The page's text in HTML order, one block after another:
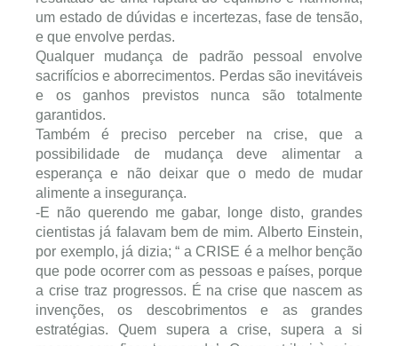
um estado de dúvidas e incertezas, fase de tensão,
e que envolve perdas.
Qualquer mudança de padrão pessoal envolve
sacrifícios e aborrecimentos. Perdas são inevitáveis
e os ganhos previstos nunca são totalmente
garantidos.
Também é preciso perceber na crise, que a
possibilidade de mudança deve alimentar a
esperança e não deixar que o medo de mudar
alimente a insegurança.
-E não querendo me gabar, longe disto, grandes
cientistas já falavam bem de mim. Alberto Einstein,
por exemplo, já dizia; “ a CRISE é a melhor benção
que pode ocorrer com as pessoas e países, porque
a crise traz progressos. É na crise que nascem as
invenções, os descobrimentos e as grandes
estratégias. Quem supera a crise, supera a si